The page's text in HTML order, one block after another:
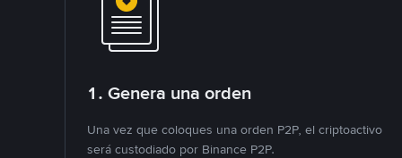
1. Genera una orden
Una vez que coloques una orden P2P, el criptoactivo
será custodiado por Binance P2P.